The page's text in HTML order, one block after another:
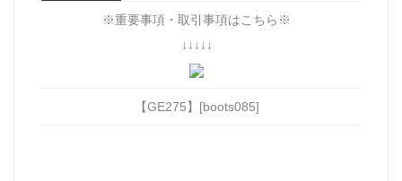
※重要事項・取引事項はこちら※
↓↓↓↓↓
【GE275】[boots085]